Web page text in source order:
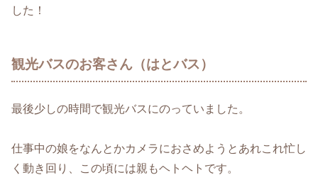
した！
観光バスのお客さん（はとバス）
最後少しの時間で観光バスにのっていました。
仕事中の娘をなんとかカメラにおさめようとあれこれ忙し
く動き回り、この頃には親もヘトヘトです。